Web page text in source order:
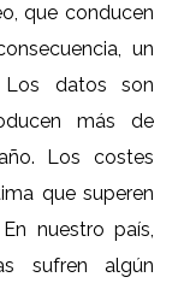
que conducen
un
datos son
más de
Los costes
que superen
nuestro país,
sufren algún